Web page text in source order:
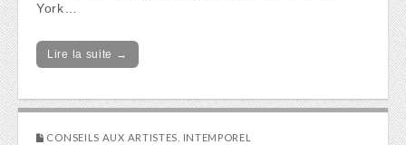
York…
Lire la suite →
CONSEILS AUX ARTISTES INTEMPOREL